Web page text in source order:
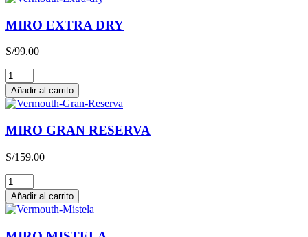
MIRO EXTRA DRY
S/99.00
MIRO
EXTRA
DRY
cantidad
Añadir al carrito
MIRO GRAN RESERVA
S/159.00
MIRO
GRAN
RESERVA
cantidad
Añadir al carrito